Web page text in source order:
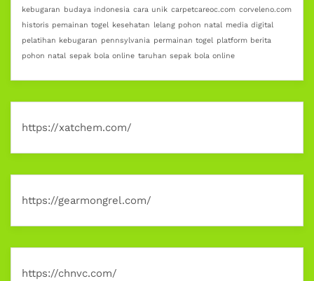
kebugaran budaya indonesia cara unik carpetcareoc.com corveleno.com
historis pemainan togel kesehatan lelang pohon natal media digital
pelatihan kebugaran pennsylvania permainan togel platform berita
pohon natal sepak bola online taruhan sepak bola online
https://xatchem.com/
https://gearmongrel.com/
https://chnvc.com/